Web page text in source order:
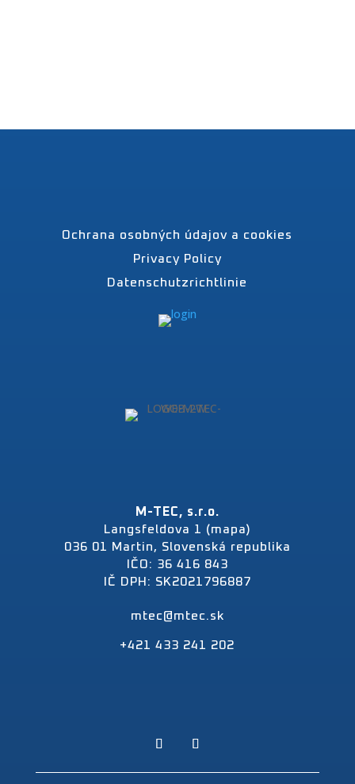
Ochrana osobných údajov a cookies
Privacy Policy
Datenschutzrichtlinie
M-TEC, s.r.o.
Langsfeldova 1 (mapa)
036 01 Martin, Slovenská republika
IČO: 36 416 843
IČ DPH: SK2021796887
mtec@mtec.sk
+421 433 241 202